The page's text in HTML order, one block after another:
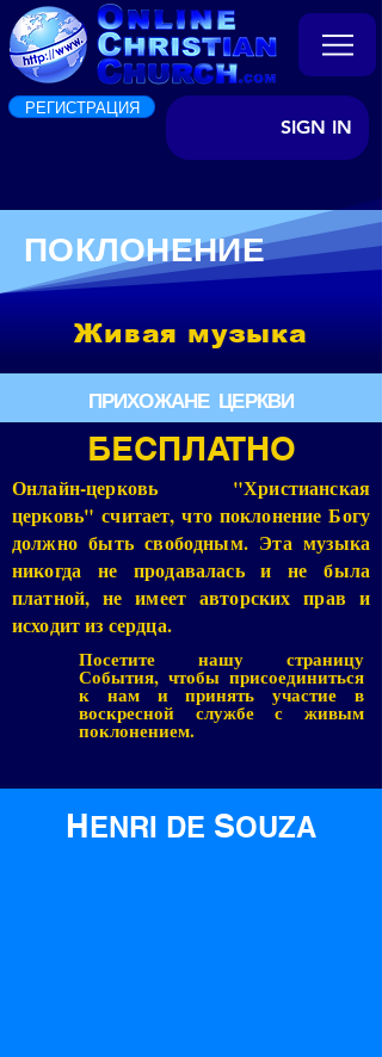
РЕГИСТРАЦИЯ
SIGN IN
ПОКЛОНЕНИЕ
Живая музыка
ПРИХОЖАНЕ ЦЕРКВИ
БЕСПЛАТНО
Онлайн-церковь "Христианская
церковь" считает, что поклонение Богу
должно быть свободным. Эта музыка
никогда не продавалась и не была
платной, не имеет авторских прав и
исходит из сердца.
Посетите нашу страницу
События, чтобы присоединиться
к нам и принять участие в
воскресной службе с живым
поклонением.
HENRI DE SOUZA